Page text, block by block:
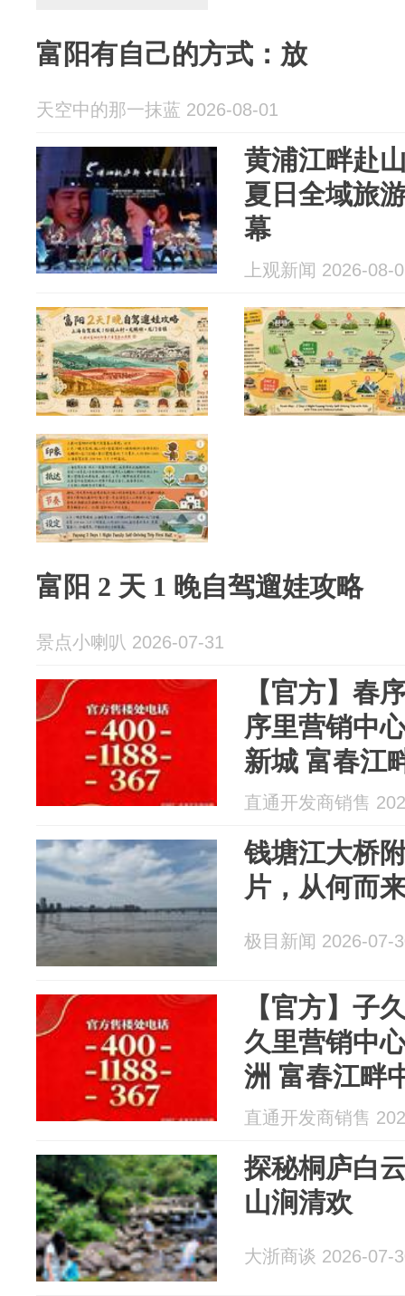
富阳有自己的方式：放
天空中的那一抹蓝 2026-08-01
黄浦江畔赴
夏日全域旅
幕
上观新闻 2026-08-
富阳 2 天 1 晚自驾遛娃攻略
景点小喇叭 2026-07-31
【官方】春
序里营销中
新城 富春江
直通开发商销售
钱塘江大桥
片，从何而
极目新闻 2026-07-
【官方】子
久里营销中
洲 富春江畔
品
直通开发商销售
探秘桐庐白
山涧清欢
大浙商谈 2026-07-